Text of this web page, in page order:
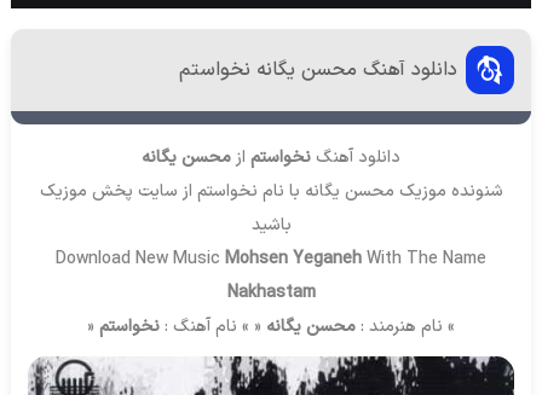
دانلود آهنگ محسن یگانه نخواستم
دانلود آهنگ نخواستم ازمحسن یگانه
شنونده موزیک محسن یگانه با نام نخواستم از سایت پخش موزیک
باشید
Download New Music Mohsen YeganehWith The Name
Nakhastam
» نام هنرمند : محسن یگانه « » نام آهنگ : نخواستم «